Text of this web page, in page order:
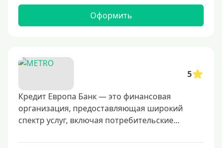
350000 руб
500000 руб
600000 руб
700000 руб
1000000 руб
Оформить
5
Кредит Европа Банк — это финансовая
организация, предоставляющая широкий
спектр услуг, включая потребительские...